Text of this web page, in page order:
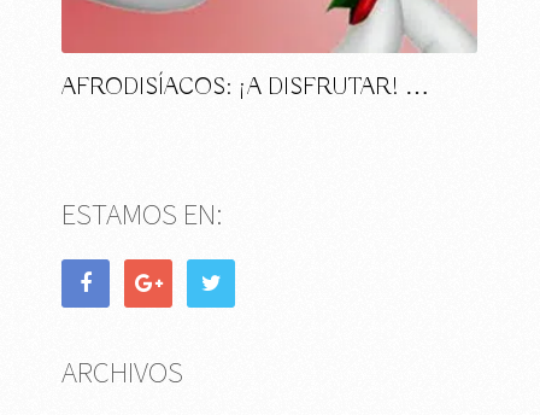
AFRODISÍACOS: ¡A DISFRUTAR! …
ESTAMOS EN:
ARCHIVOS